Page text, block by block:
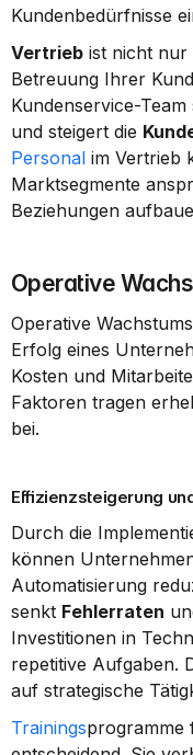
Kundenbedürfnisse
Vertrieb ist nicht nur
Betreuung Ihrer
Kundenservice-
und steigert die
Personal im Vertrieb
Marktsegmente
Beziehungen
Operative
Operative
Erfolg eines
Kosten und
Faktoren tragen
bei.
Effizienzsteigerung
Durch die
können
Automatisierung
senkt Fehlerraten
Investitionen in
repetitive Aufgaben.
auf strategische
Trainingsprogramme